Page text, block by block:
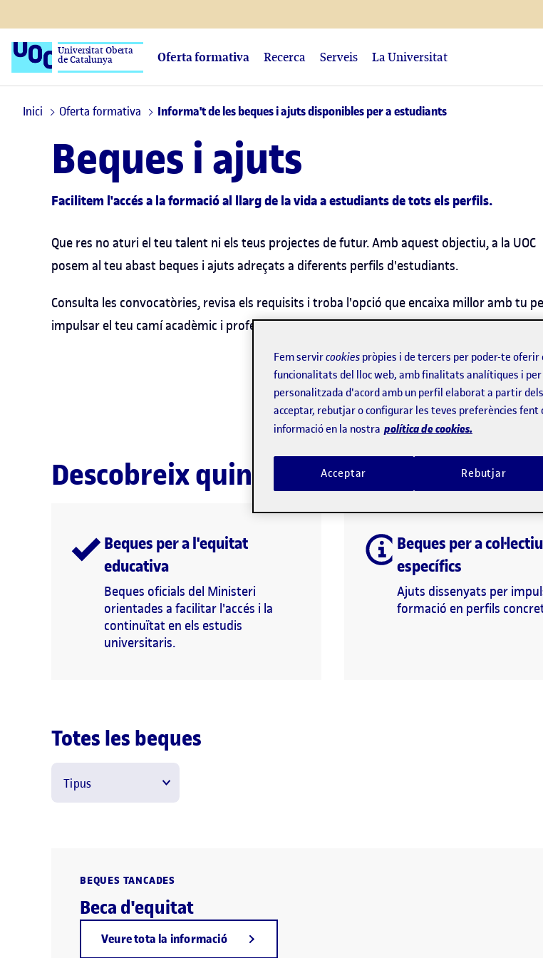
Universitat Oberta
de Catalunya Oferta formativa Recerca Serveis La Universitat
Inici Oferta formativa Informa't de les beques i ajuts disponibles per a estudiants
Beques i ajuts
Facilitem l'accés a la formació al llarg de la vida a estudiants de tots els perfils.
Que res no aturi el teu talent ni els teus projectes de futur. Amb aquest objectiu, a la UOC
posem al teu abast beques i ajuts adreçats a diferents perfils d'estudiants.
Consulta les convocatòries, revisa els requisits i troba l'opció que encaixa millor amb tu
impulsar el teu camí acadèmic i professional.
Descobreix quin tipus d'ajuts pots
Beques per a l'equitat
educativa
Beques oficials del Ministeri
orientades a facilitar l'accés i la
continuïtat en els estudis
universitaris.
Beques per a
específics
Ajuts dissenyats per
formació en perfils
Totes les beques
Tipus
BEQUES TANCADES
Beca d'equitat
Veure tota la informació
Fem servircookies pròpies i de tercers per poder-te
funcionalitats del lloc web, amb finalitats analítiques i
personalitzada d'acord amb un perfil elaborat a partir
acceptar, rebutjar o configurar les teves preferències fent
informació en la nostra política de cookies.
Rebutjar
Acceptar